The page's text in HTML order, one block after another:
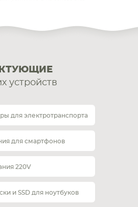
устройств
для электротранспорта
для смартфонов
220V
и SSD для ноутбуков